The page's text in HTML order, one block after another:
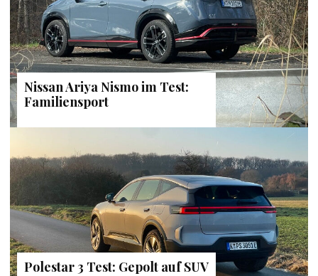
Nissan Ariya Nismo im Test:
Familiensport
Polestar 3 Test: Gepolt auf SUV